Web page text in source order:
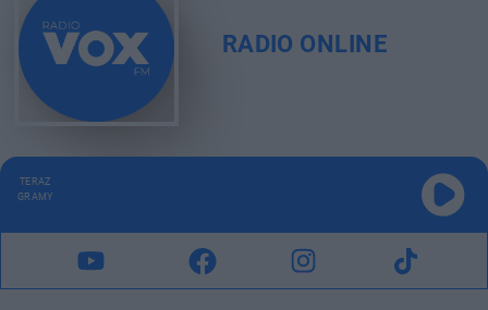
RADIO ONLINE
TERAZ
GRAMY